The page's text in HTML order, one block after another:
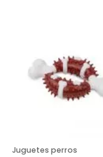
Juguetes perros